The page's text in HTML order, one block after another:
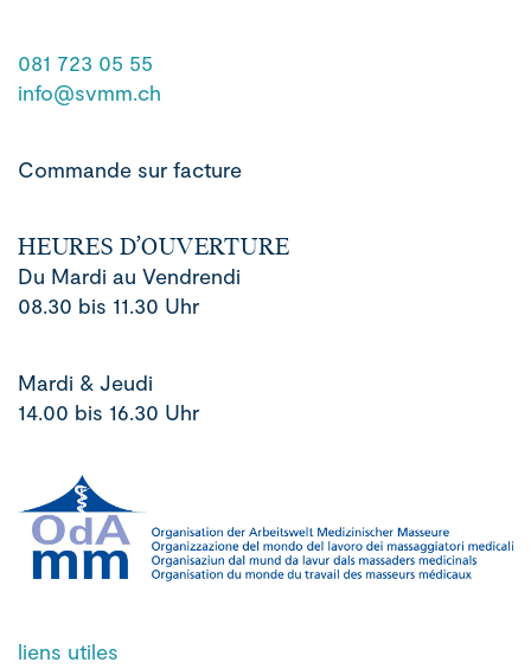
081 723 05 55
info@svmm.ch
Commande sur facture
HEURES D’OUVERTURE
Du Mardi au Vendrendi
08.30 bis 11.30 Uhr
Mardi & Jeudi
14.00 bis 16.30 Uhr
liens utiles